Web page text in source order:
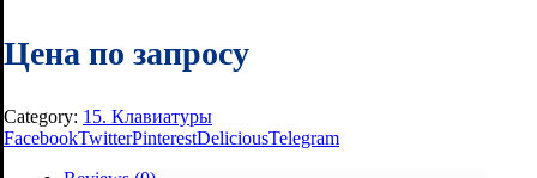
Цена по запросу
Category: 15. Клавиатуры
FacebookTwitterPinterestDeliciousTelegram